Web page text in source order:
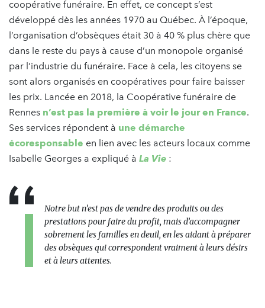
coopérative funéraire. En effet, ce concept s’est
développé dès les années 1970 au Québec. À l’époque,
l’organisation d’obsèques était 30 à 40 % plus chère que
dans le reste du pays à cause d’un monopole organisé
par l’industrie du funéraire. Face à cela, les citoyens se
sont alors organisés en coopératives pour faire baisser
les prix. Lancée en 2018, la Coopérative funéraire de
Rennes n’est pas la première à voir le jour en France.
Ses services répondent à une démarche
écoresponsable en lien avec les acteurs locaux comme
Isabelle Georges a expliqué à La Vie :
Notre but n’est pas de vendre des produits ou des
prestations pour faire du profit, mais d’accompagner
sobrement les familles en deuil, en les aidant à préparer
des obsèques qui correspondent vraiment à leurs désirs
et à leurs attentes.